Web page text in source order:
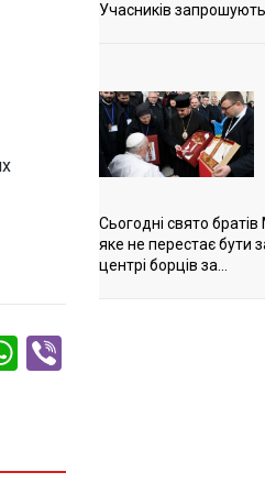
WhatsApp
Viber
Учасників запрошують
Сьогодні свято
яке не перестає бути
центрі борців за...